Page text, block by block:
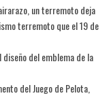
un terremoto deja
terremoto que el 19 de
del emblema de la
del Juego de Pelota,